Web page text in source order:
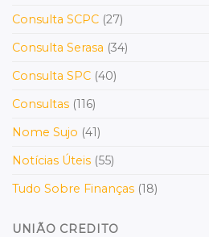
Consulta SCPC (27)
Consulta Serasa (34)
Consulta SPC (40)
Consultas (116)
Nome Sujo (41)
Notícias Úteis (55)
Tudo Sobre Finanças (18)
UNIÃO CREDITO